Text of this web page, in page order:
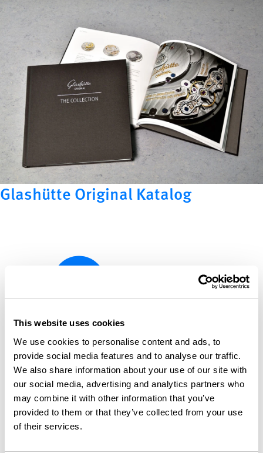
This website uses cookies
We use cookies to personalise content and ads, to
provide social media features and to analyse our traffic.
We also share information about your use of our site with
our social media, advertising and analytics partners who
may combine it with other information that you’ve
provided to them or that they’ve collected from your use
of their services.
Glashütte Original Katalog